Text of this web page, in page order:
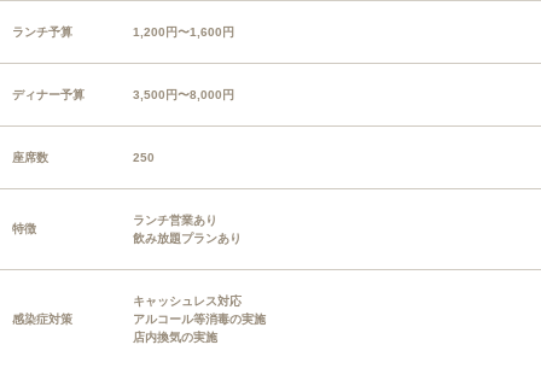
ランチ予算 1,200円〜1,600円
ディナー予算 3,500円〜8,000円
座席数 250
特徴
ランチ営業あり
飲み放題プランあり
感染症対策
キャッシュレス対応
アルコール等消毒の実施
店内換気の実施